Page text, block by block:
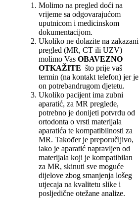
Molimo na pregled doći na
vrijeme sa odgovarajućom
uputnicom i medicinskom
dokumentacijom.
Ukoliko ne dolazite na zakazani
pregled (MR, CT ili UZV)
molimo Vas OBAVEZNO
OTKAŽITE što prije vaš
termin (na kontakt telefon) jer je
on potrebandrugom djetetu.
Ukoliko pacijent ima zubni
aparatić, za MR preglede,
potrebno je donijeti potvrdu od
ortodonta o vrsti materijala
aparatića te kompatibilnosti za
MR. Također je preporučljivo,
iako je aparatić napravljen od
materijala koji je kompatibilan
za MR, skinuti sve moguće
dijelove zbog smanjenja lošeg
utjecaja na kvalitetu slike i
posljedične otežane analize.